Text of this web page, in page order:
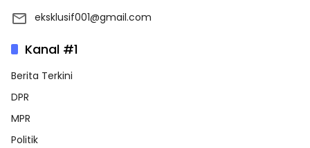
eksklusif001@gmail.com
Kanal #1
Berita Terkini
DPR
MPR
Politik